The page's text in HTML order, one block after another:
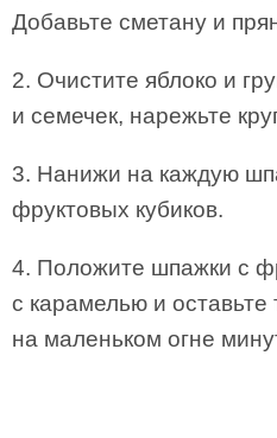
Добавьте сметану и
2. Очистите яблоко и
и семечек, нарежьте
3. Нанижи на каждую
фруктовых кубиков.
4. Положите шпажки с
с карамелью и оставьте
на маленьком огне